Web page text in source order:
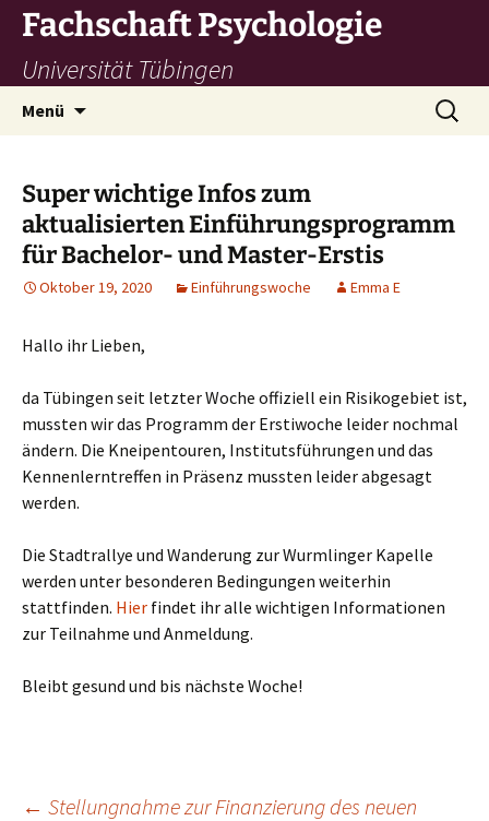
Zum
Inhalt
springen
Fachschaft Psychologie
Universität Tübingen
Menü
Suchen
nach:
Super wichtige Infos zum
aktualisierten Einführungsprogramm
für Bachelor- und Master-Erstis
Oktober 19, 2020 Einführungswoche Emma E
Hallo ihr Lieben,
da Tübingen seit letzter Woche offiziell ein Risikogebiet ist,
mussten wir das Programm der Erstiwoche leider nochmal
ändern. Die Kneipentouren, Institutsführungen und das
Kennenlerntreffen in Präsenz mussten leider abgesagt
werden.
Die Stadtrallye und Wanderung zur Wurmlinger Kapelle
werden unter besonderen Bedingungen weiterhin
stattfinden. Hier findet ihr alle wichtigen Informationen
zur Teilnahme und Anmeldung.
Bleibt gesund und bis nächste Woche!
← Stellungnahme zur Finanzierung des neuen